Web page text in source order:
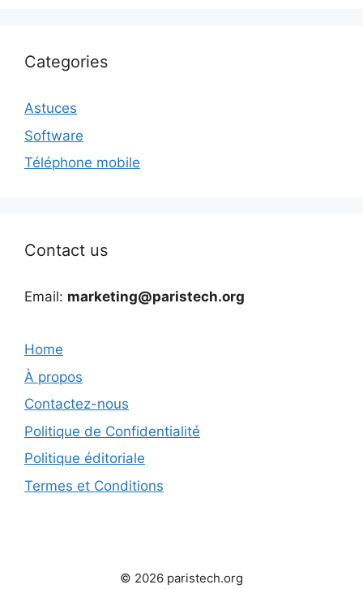
Categories
Astuces
Software
Téléphone mobile
Contact us
Email: marketing@paristech.org
Home
À propos
Contactez-nous
Politique de Confidentialité
Politique éditoriale
Termes et Conditions
© 2026 paristech.org